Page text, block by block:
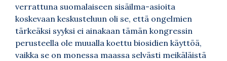
verrattuna suomalaiseen sisäilma-asioita
koskevaan keskusteluun oli se, että ongelmien
tärkeäksi syyksi ei ainakaan tämän kongressin
perusteella ole muualla koettu biosidien käyttöä,
vaikka se on monessa maassa selvästi meikäläistä